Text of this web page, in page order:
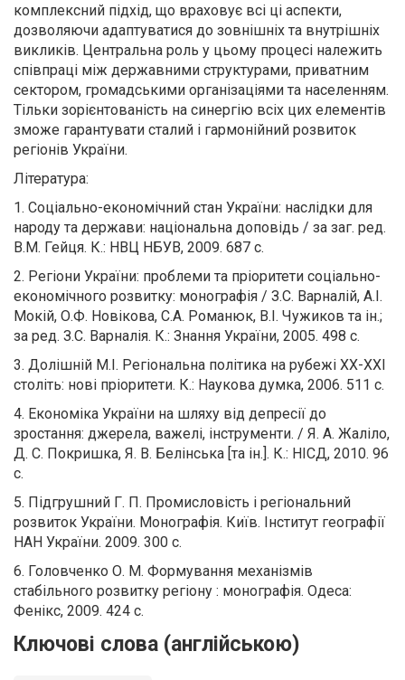
комплексний підхід, що враховує всі ці аспекти,
дозволяючи адаптуватися до зовнішніх та внутрішніх
викликів. Центральна роль у цьому процесі належить
співпраці між державними структурами, приватним
сектором, громадськими організаціями та населенням.
Тільки зорієнтованість на синергію всіх цих елементів
зможе гарантувати сталий і гармонійний розвиток
регіонів України.
Література:
1. Соціально-економічний стан України: наслідки для
народу та держави: національна доповідь / за заг. ред.
В.М. Гейця. К.: НВЦ НБУВ, 2009. 687 с.
2. Регіони України: проблеми та пріоритети соціально-
економічного розвитку: монографія / З.С. Варналій, А.І.
Мокій, О.Ф. Новікова, С.А. Романюк, В.І. Чужиков та ін.;
за ред. З.С. Варналія. К.: Знання України, 2005. 498 с.
3. Долішній М.І. Регіональна політика на рубежі ХХ-ХХІ
століть: нові пріоритети. К.: Наукова думка, 2006. 511 с.
4. Економіка України на шляху від депресії до
зростання: джерела, важелі, інструменти. / Я. А. Жаліло,
Д. С. Покришка, Я. В. Белінська [та ін.]. К.: НІСД, 2010. 96
с.
5. Підгрушний Г. П. Промисловість і регіональний
розвиток України. Монографія. Київ. Інститут географії
НАН України. 2009. 300 с.
6. Головченко О. М. Формування механізмів
стабільного розвитку регіону : монографія. Одеса:
Фенікс, 2009. 424 с.
Ключові слова (англійською)